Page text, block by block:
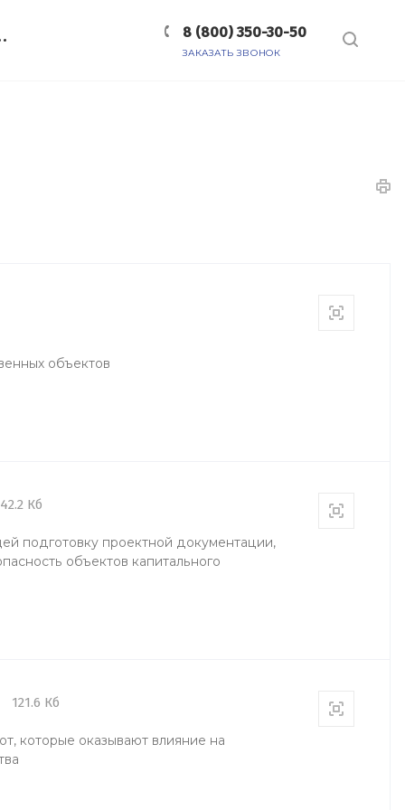
8 (800) 350-30-50
ЗАКАЗАТЬ ЗВОНОК
объектов
Кб
подготовку проектной документации,
объектов капитального
121.6 Кб
которые оказывают влияние на